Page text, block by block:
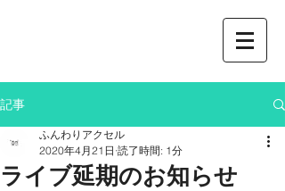
記事
ライブ延期のお知らせ
ふんわりアクセル
2020年4月21日 読了時間: 1分